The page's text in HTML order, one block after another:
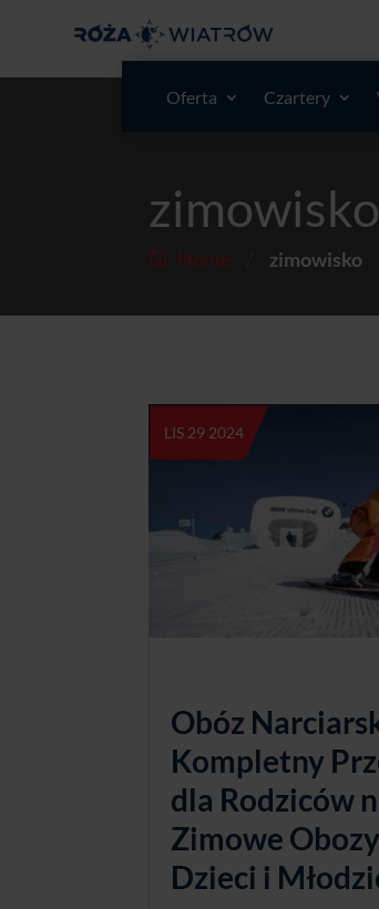
Oferta Czartery
zimowisko
Home zimowisko
Obóz
Kompletny
dla Rodziców
Zimowe
Dzieci i
LIS 29 2024